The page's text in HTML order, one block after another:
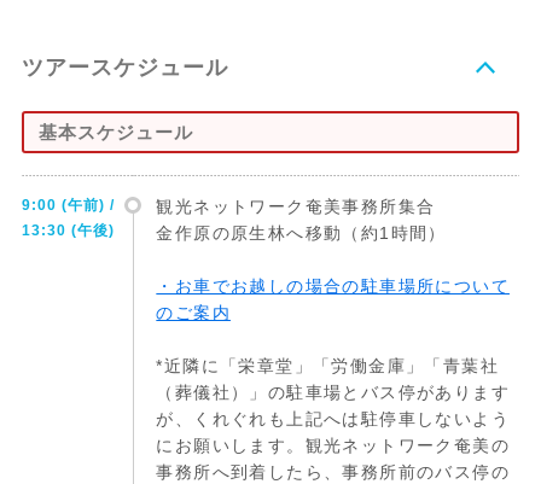
ツアースケジュール
基本スケジュール
9:00 (午前) /
13:30 (午後)
観光ネットワーク奄美事務所集合
金作原の原生林へ移動（約1時間）
・お車でお越しの場合の駐車場所について
のご案内
*近隣に「栄章堂」「労働金庫」「青葉社
（葬儀社）」の駐車場とバス停があります
が、くれぐれも上記へは駐停車しないよう
にお願いします。観光ネットワーク奄美の
事務所へ到着したら、事務所前のバス停の